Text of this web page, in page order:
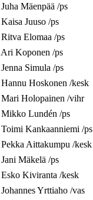
Juha Mäenpää /ps
Kaisa Juuso /ps
Ritva Elomaa /ps
Ari Koponen /ps
Jenna Simula /ps
Hannu Hoskonen /kesk
Mari Holopainen /vihr
Mikko Lundén /ps
Toimi Kankaanniemi /ps
PekkaAittakumpu /kesk
Jani Mäkelä /ps
Esko Kiviranta /kesk
JohannesYrttiaho /vas